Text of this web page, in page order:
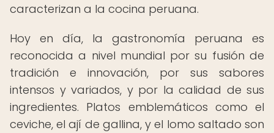
caracterizan a la cocina peruana.
Hoy en día, la gastronomía peruana es
reconocida a nivel mundial por su fusión de
tradición e innovación, por sus sabores
intensos y variados, y por la calidad de sus
ingredientes. Platos emblemáticos como el
ceviche, el ají de gallina, y el lomo saltado son